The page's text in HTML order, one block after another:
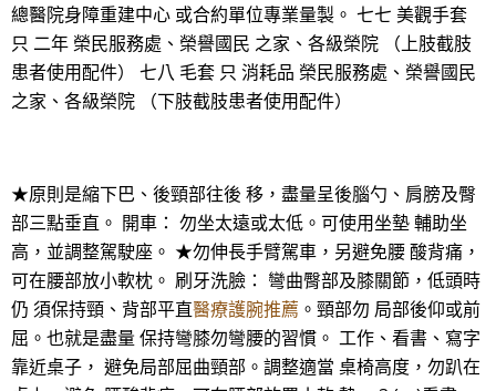
總醫院身障重建中心 或合約單位專業量製。 七七 美觀手套
只 二年 榮民服務處、榮譽國民 之家、各級榮院 （上肢截肢
患者使用配件） 七八 毛套 只 消耗品 榮民服務處、榮譽國民
之家、各級榮院 （下肢截肢患者使用配件）
★原則是縮下巴、後頸部往後 移，盡量呈後腦勺、肩膀及臀
部三點垂直。 開車： 勿坐太遠或太低。可使用坐墊 輔助坐
高，並調整駕駛座。 ★勿伸長手臂駕車，另避免腰 酸背痛，
可在腰部放小軟枕。 刷牙洗臉： 彎曲臀部及膝關節，低頭時
仍 須保持頸、背部平直醫療護腕推薦 。頸部勿 局部後仰或前
屈。也就是盡量 保持彎膝勿彎腰的習慣。 工作、看書、寫字
靠近桌子， 避免局部屈曲頸部。調整適當 桌椅高度，勿趴在